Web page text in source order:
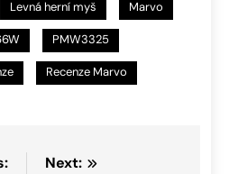
Levná herní myš Marvo
PMW3325
Recenze Marvo
Next: